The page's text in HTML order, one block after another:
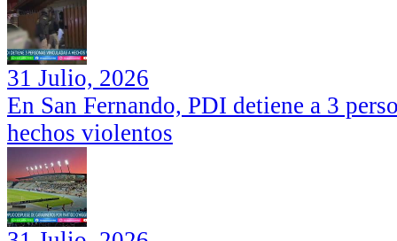
31 Julio, 2026
En San Fernando, PDI detiene a 3
hechos violentos